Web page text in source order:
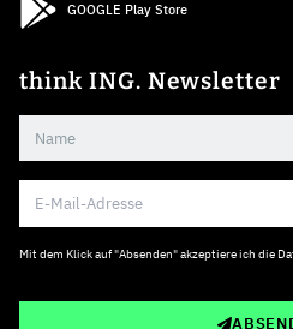
GOOGLE Play Store
think ING. Newsletter
Mit dem Klick auf "Absenden" akzeptiere ich die